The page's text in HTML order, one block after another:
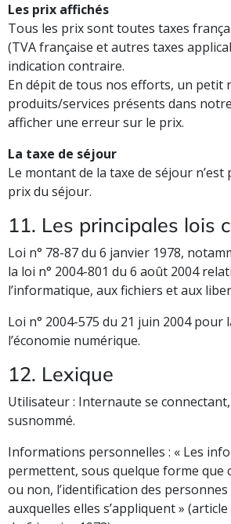
Les prix affichés
Tous les prix sont toutes taxes
(TVA française et autres taxes
indication contraire.
En dépit de tous nos efforts, un petit
produits/services présents dans
afficher une erreur sur le prix.
La taxe de séjour
Le montant de la taxe de séjour n’est
prix du séjour.
11. Les principales lois
Loi n° 78-87 du 6 janvier 1978,
la loi n° 2004-801 du 6 août 2004
l’informatique, aux fichiers et aux
Loi n° 2004-575 du 21 juin 2004 pour
l’économie numérique.
12. Lexique
Utilisateur : Internaute se
susnommé.
Informations personnelles : « Les
permettent, sous quelque forme que
ou non, l’identification des
auxquelles elles s’appliquent »